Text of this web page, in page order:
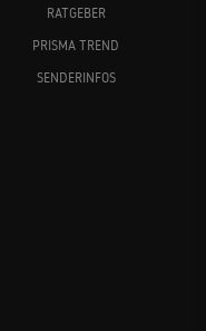
RATGEBER
PRISMA TREND
SENDERINFOS